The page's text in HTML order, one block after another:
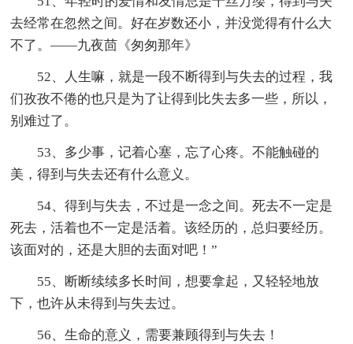
去经常在忽然之间。好在岁数还小，并没觉得有什么大
不了。——九夜茴《匆匆那年》
52、人生嘛，就是一段不断得到与失去的过程，我
们孜孜不倦的也只是为了让得到比失去多一些，所以，
别难过了。
53、多少事，记着心塞，忘了心疼。不能触碰的
美，得到与失去还有什么意义。
54、得到与失去，不过是一念之间。死去不一定是
死去，活着也不一定是活着。该经历的，总归要经历。
该面对的，还是大胆的去面对吧！”
55、断断续续多长时间，想要拿起，又轻轻地放
下，也许从未得到与失去过。
56、生命的意义，需要兼顾得到与失去！